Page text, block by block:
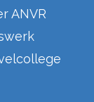
ANVR